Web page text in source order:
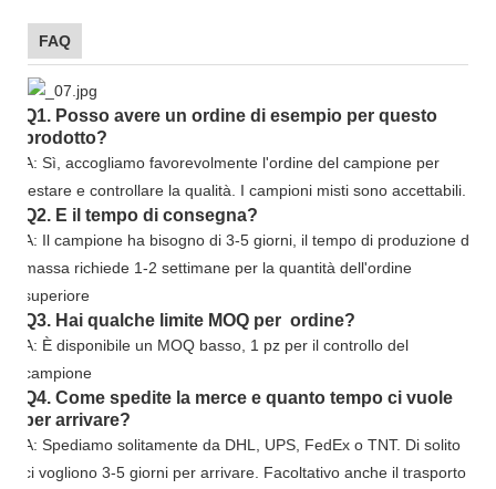
FAQ
Q1. Posso avere un ordine di esempio per questo
prodotto?
A: Sì, accogliamo favorevolmente l'ordine del campione per
testare e controllare la qualità. I campioni misti sono accettabili.
Q2. E il tempo di consegna?
A: Il campione ha bisogno di 3-5 giorni, il tempo di produzione di
massa richiede 1-2 settimane per la quantità dell'ordine
superiore
Q3. Hai qualche limite MOQ per ordine?
A: È disponibile un MOQ basso, 1 pz per il controllo del
campione
Q4. Come spedite la merce e quanto tempo ci vuole
per arrivare?
A: Spediamo solitamente da DHL, UPS, FedEx o TNT. Di solito
ci vogliono 3-5 giorni per arrivare. Facoltativo anche il trasporto